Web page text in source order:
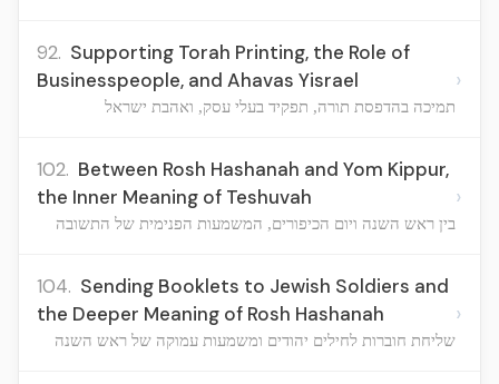
92. Supporting Torah Printing, the Role of
Businesspeople, and Ahavas Yisrael
תמיכה בהדפסת תורה, תפקיד בעלי עסק, ואהבת ישראל
›
102. Between Rosh Hashanah and Yom Kippur,
the Inner Meaning of Teshuvah
בין ראש השנה ויום הכיפורים, המשמעות הפנימית של התשובה
›
104. Sending Booklets to Jewish Soldiers and
the Deeper Meaning of Rosh Hashanah
שליחת חוברות לחילים יהודים ומשמעות עמוקה של ראש השנה
›